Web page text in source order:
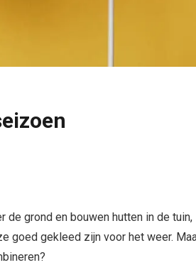
de grond en bouwen hutten in de tuin,
goed gekleed zijn voor het weer.